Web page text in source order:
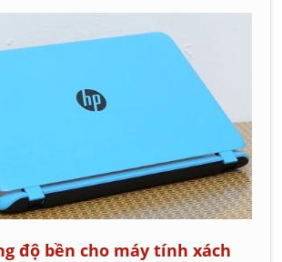
độ bền cho máy tính xách